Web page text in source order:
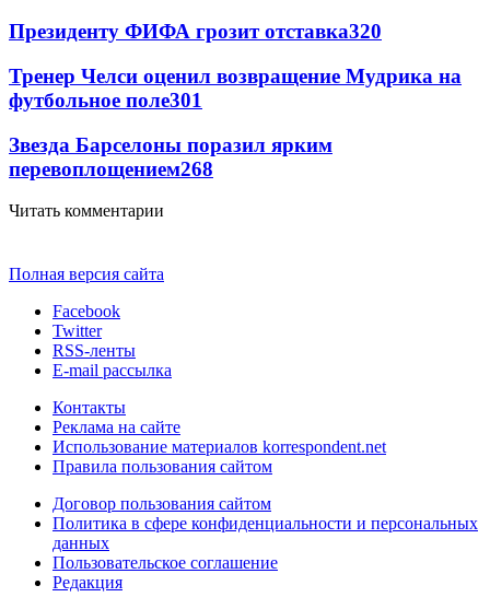
Президенту ФИФА грозит отставка320
Тренер Челси оценил возвращение Мудрика на
футбольное поле301
Звезда Барселоны поразил ярким
перевоплощением268
Читать комментарии
Полная версия сайта
Facebook
Twitter
RSS-ленты
E-mail рассылка
Контакты
Реклама на сайте
Использование материалов korrespondent.net
Правила пользования сайтом
Договор пользования сайтом
Политика в сфере конфиденциальности и персональных
данных
Пользовательское соглашение
Редакция